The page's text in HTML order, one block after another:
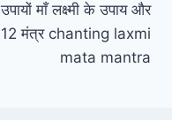
उपायों माँ लक्ष्मी के उपाय और
12 मंत्र chanting laxmi
mata mantra